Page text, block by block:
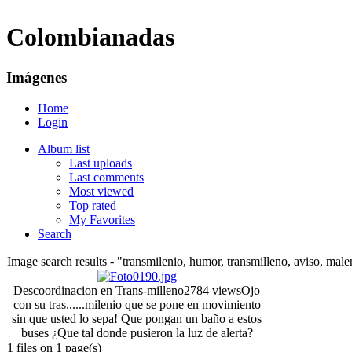
Colombianadas
Imágenes
Home
Login
Album list
Last uploads
Last comments
Most viewed
Top rated
My Favorites
Search
Image search results - "transmilenio, humor, transmilleno, aviso,
Descoordinacion en Trans-milleno2784 viewsOjo
con su tras......milenio que se pone en movimiento
sin que usted lo sepa! Que pongan un baño a estos
buses ¿Que tal donde pusieron la luz de alerta?
1 files on 1 page(s)